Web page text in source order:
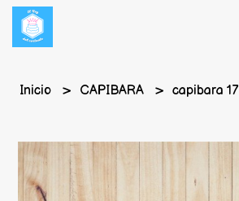
Inicio CAPIBARA capibara 17